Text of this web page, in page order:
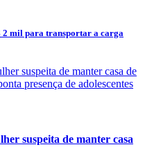
2 mil para transportar a carga
suspeita de manter casa